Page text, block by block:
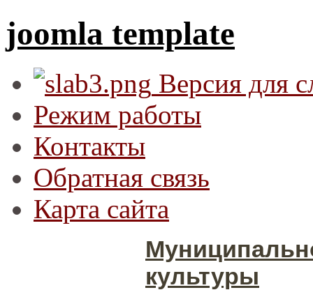
joomla template
Версия для
Режим работы
Контакты
Обратная связь
Карта сайта
культуры